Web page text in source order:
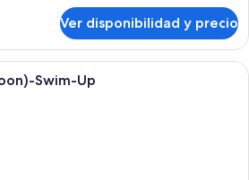
Ver disponibilidad y precio
Una pareja descansando junto a
Swim-Up